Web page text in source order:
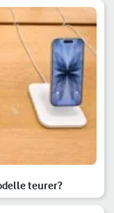
teurer?